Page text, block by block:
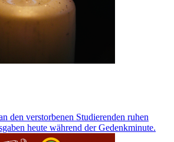
den verstorbenen Studierenden ruhen
heute während der Gedenkminute.